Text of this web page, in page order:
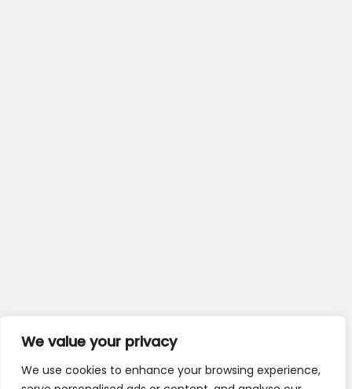
We value your privacy
We use cookies to enhance your browsing experience,